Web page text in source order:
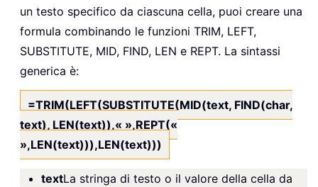
un testo specifico da ciascuna cella, puoi creare una
formula combinando le funzioni TRIM, LEFT,
SUBSTITUTE, MID, FIND, LEN e REPT. La sintassi
generica è:
=TRIM(LEFT(SUBSTITUTE(MID(text, FIND(char,
text), LEN(text)),« »,REPT(«
»,LEN(text))),LEN(text)))
textLa stringa di testo o il valore della cella da